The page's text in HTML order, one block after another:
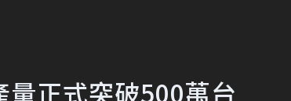
正式突破500萬台